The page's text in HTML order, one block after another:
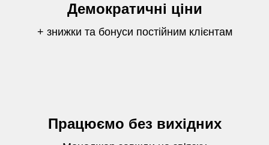
Демократичні ціни
+ знижки та бонуси постійним клієнтам
Працюємо без вихідних